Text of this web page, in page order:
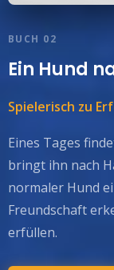
BUCH 02
Ein Hund
Spielerisch zu
Eines Tages
bringt ihn nach
normaler Hund
Freundschaft
erfüllen.